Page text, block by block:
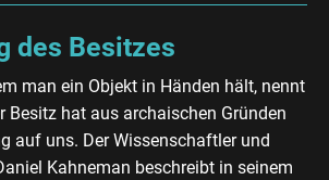
des Besitzes
man ein Objekt in Händen hält, nennt
Besitz hat aus archaischen Gründen
auf uns. Der Wissenschaftler und
Kahneman beschreibt in seinem